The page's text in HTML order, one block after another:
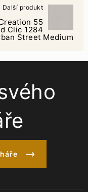
Další produkt
55
Clic 1284
Street Medium